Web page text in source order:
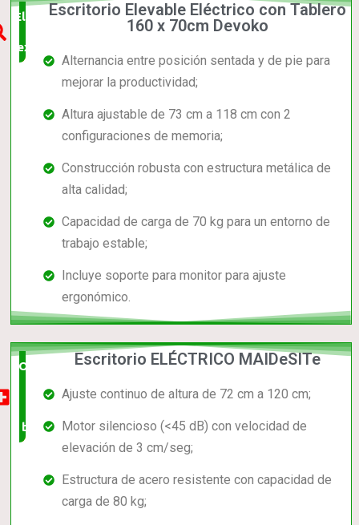
Elección
experta
Escritorio Elevable Eléctrico con Tablero
160 x 70cm Devoko
Alternancia entre posición sentada y de pie para
mejorar la productividad;
Altura ajustable de 73 cm a 118 cm con 2
configuraciones de memoria;
Construcción robusta con estructura metálica de
alta calidad;
Capacidad de carga de 70 kg para un entorno de
trabajo estable;
Incluye soporte para monitor para ajuste
ergonómico.
Opción
muy
buena
Escritorio ELÉCTRICO MAIDeSITe
Ajuste continuo de altura de 72 cm a 120 cm;
Motor silencioso (<45 dB) con velocidad de
elevación de 3 cm/seg;
Estructura de acero resistente con capacidad de
carga de 80 kg;